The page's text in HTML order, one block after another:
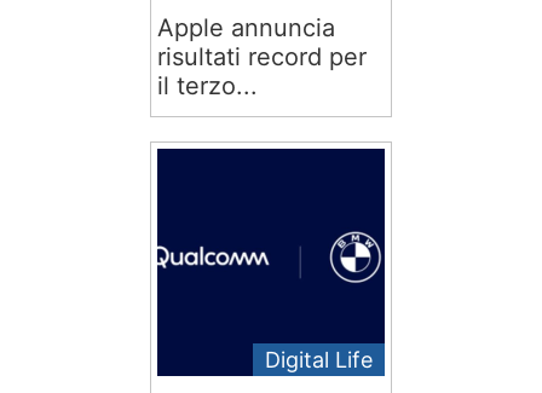
Apple annuncia
risultati record per
il terzo...
Digital Life